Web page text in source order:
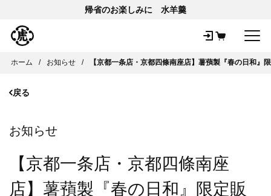
帰省のお楽しみに 水羊羹
ホーム お知らせ 【京都一条店・京都四條南座店】薯蕷製『春の日和』
戻る
お知らせ
【京都一条店・京都四條南座
店】薯蕷製『春の日和』限定販